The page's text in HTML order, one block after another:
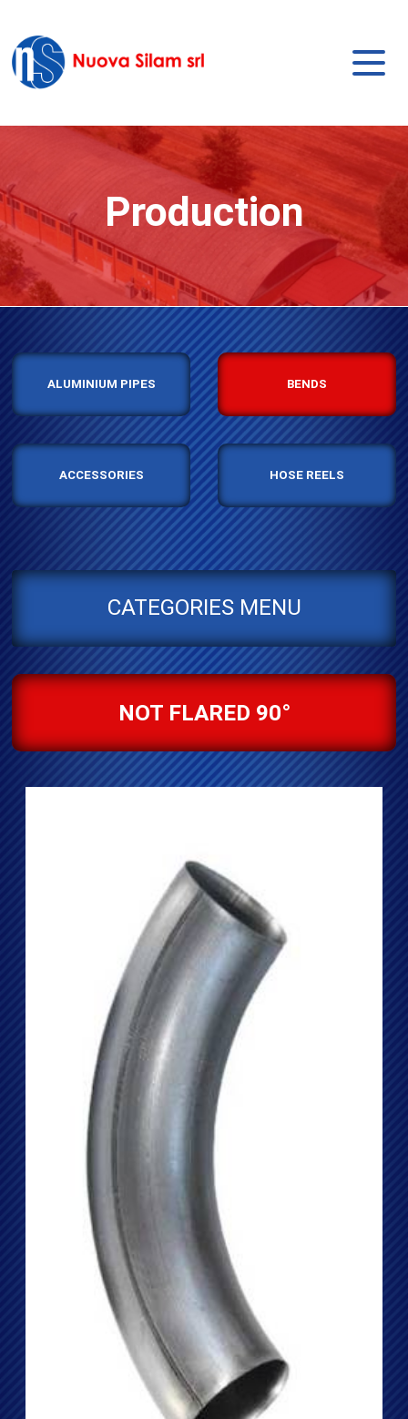
Production
ALUMINIUM PIPES BENDS
ACCESSORIES HOSE REELS
CATEGORIES MENU
NOT FLARED 90°